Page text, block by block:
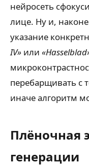
нейросеть
лице. Ну и,
указание
IV» или
перебарщивать с
иначе алгоритм
Плёночная
генерации